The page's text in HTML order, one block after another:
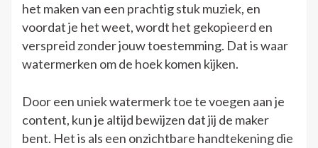
het maken van een prachtig stuk muziek, en
voordat je het weet, wordt het gekopieerd en
verspreid zonder jouw toestemming. Dat is waar
watermerken om de hoek komen kijken.
Door een uniek watermerk toe te voegen aan je
content, kun je altijd bewijzen dat jij de maker
bent. Het is als een onzichtbare handtekening die